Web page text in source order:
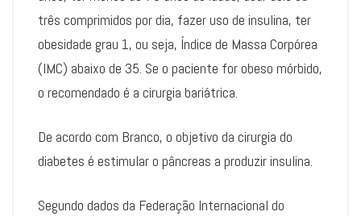
três comprimidos por dia, fazer uso de insulina, ter
obesidade grau 1, ou seja, Índice de Massa Corpórea
(IMC) abaixo de 35. Se o paciente for obeso mórbido,
o recomendado é a cirurgia bariátrica.
De acordo com Branco, o objetivo da cirurgia do
diabetes é estimular o pâncreas a produzir insulina.
Segundo dados da Federação Internacional do